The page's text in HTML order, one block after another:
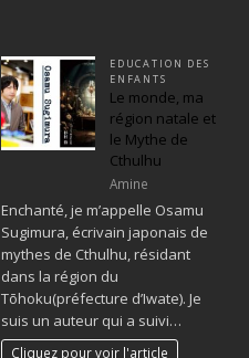
EDUCATION DES
ENFANTS
Le monde, ma
région natale et
le Mythe de
Cthulhu
Amine
Enchanté, je m’appelle Osamu
Sugimura, écrivain japonais de
mythes de Cthulhu, résidant
dans la région du
Tōhoku(préfecture d’Iwate). Je
suis un auteur qui a suivi…
Cliquez pour voir l'article